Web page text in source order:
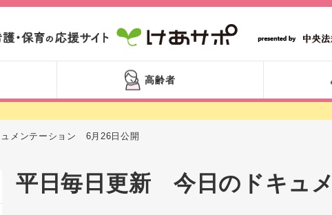
高齢者
メンテーション 6月26日公開
平日毎日更新 今日のドキュ